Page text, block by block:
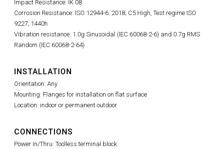
Impact Resistance: IK 08
Corrosion Resistance: ISO 12944-6: 2018; C5 High, Test regime ISO
9227, 1440h
Vibration resistance: 1.0g Sinusoidal (IEC 60068-2-6) and 0.7g RMS
Random (IEC 60068-2-64)
INSTALLATION
Orientation: Any
Mounting: Flanges for installation on flat surface
Location: indoor or permanent outdoor
CONNECTIONS
Power In/Thru: Toolless terminal block